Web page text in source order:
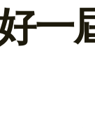
一